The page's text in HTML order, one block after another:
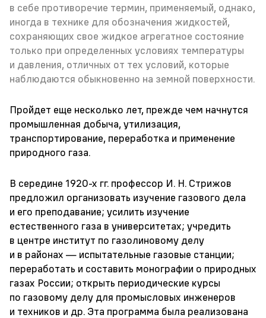
в себе противоречие термин, применяемый, однако,
иногда в технике для обозначения жидкостей,
сохраняющих свое жидкое агрегатное состояние
только при определенных условиях температуры
и давления, отличных от тех условий, которые
наблюдаются обыкновенно на земной поверхности.
Пройдет еще несколько лет, прежде чем начнутся
промышленная добыча, утилизация,
транспортирование, переработка и применение
природного газа.
В середине 1920-х гг. профессор И. Н. Стрижов
предложил организовать изучение газового дела
и его преподавание; усилить изучение
естественного газа в университетах; учредить
в центре институт по газолиновому делу
и в районах — испытательные газовые станции;
переработать и составить монографии о природных
газах России; открыть периодические курсы
по газовому делу для промысловых инженеров
и техников и др. Эта программа была реализована